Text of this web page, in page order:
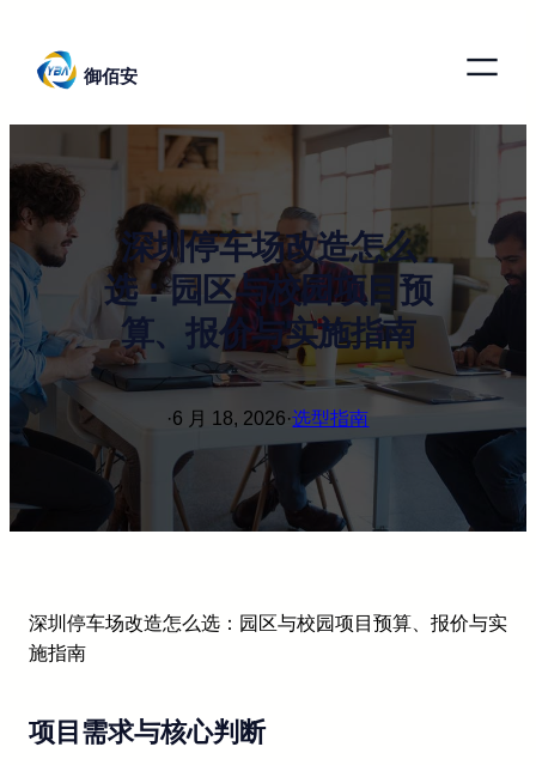
御佰安
深圳停车场改造怎么
选：园区与校园项目预
算、报价与实施指南
·6 月 18, 2026·选型指南
深圳停车场改造怎么选：园区与校园项目预算、报价与实
施指南
项目需求与核心判断